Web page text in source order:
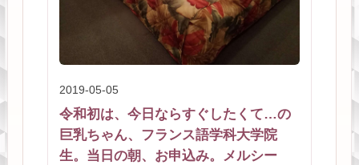
2019-05-05
令和初は、今日ならすぐしたくて…の
巨乳ちゃん、フランス語学科大学院
生。当日の朝、お申込み。メルシー